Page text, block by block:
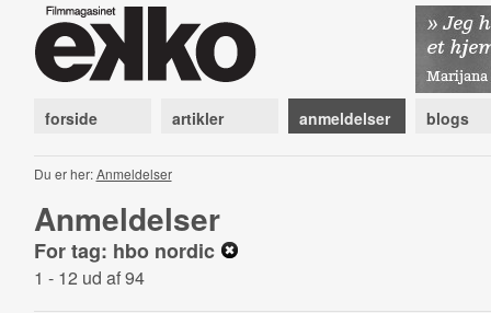
forside artikler anmeldelser blogs
Du er her:Anmeldelser
Anmeldelser
For tag: hbo nordic
1 - 12 ud af 94